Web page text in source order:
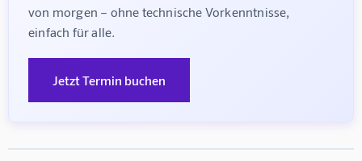
von morgen – ohne technische Vorkenntnisse,
einfach für alle.
Jetzt Termin buchen